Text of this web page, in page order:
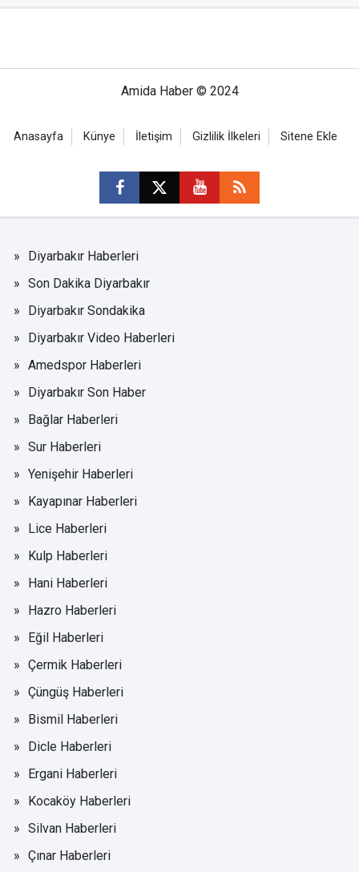
Amida Haber © 2024
Anasayfa Künye İletişim Gizlilik İlkeleri Sitene Ekle
Diyarbakır Haberleri
Son Dakika Diyarbakır
Diyarbakır Sondakika
Diyarbakır Video Haberleri
Amedspor Haberleri
Diyarbakır Son Haber
Bağlar Haberleri
Sur Haberleri
Yenişehir Haberleri
Kayapınar Haberleri
Lice Haberleri
Kulp Haberleri
Hani Haberleri
Hazro Haberleri
Eğil Haberleri
Çermik Haberleri
Çüngüş Haberleri
Bismil Haberleri
Dicle Haberleri
Ergani Haberleri
Kocaköy Haberleri
Silvan Haberleri
Çınar Haberleri